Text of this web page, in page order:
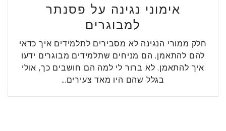
אימוני נגינה על פסנתר
למבוגרים
חלק ממורי הנגינה לא מסבירים לתלמידים איך כדאי
להם להתאמן. הם מניחים שתלמידים מבוגרים ידעו
איך להתאמן. לא ברור לי למה הם חושבים כך, אולי
בגלל שהם היו מאד צעירים…